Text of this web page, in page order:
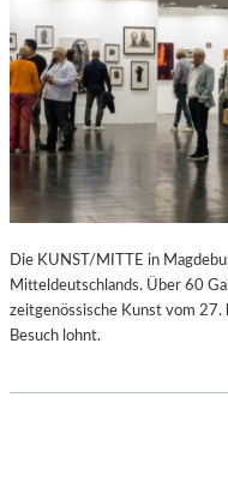
Die KUNST/MITTE in
Mitteldeutschlands. Über 60
zeitgenössische Kunst vom
Besuch lohnt.